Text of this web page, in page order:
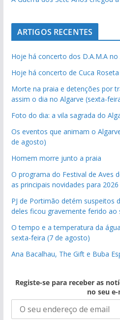
ARTIGOS RECENTES
Hoje há concerto dos D.A.M.A no
Hoje há concerto de Cuca
Morte na praia e detenções por
assim o dia no Algarve (sexta-
Foto do dia: a vila sagrada do
Os eventos que animam o
de agosto)
Homem morre junto a praia
O programa do Festival de Aves
as principais novidades para 2026
PJ de Portimão detém suspeitos
deles ficou gravemente ferido ao
O tempo e a temperatura da
sexta-feira (7 de agosto)
Ana Bacalhau, The Gift e Buba
Registe-se para receber as
no seu